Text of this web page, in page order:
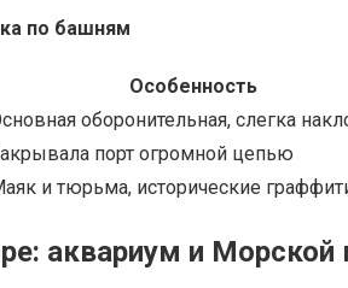
по башням
Особенность
оборонительная, слегка
порт огромной цепью
и тюрьма, исторические
аквариум и Морской